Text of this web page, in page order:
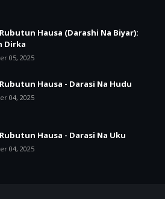
Hausa (Darashi Na Biyar):
Dirka
05, 2025
Hausa - Darasi Na Hudu
04, 2025
Hausa - Darasi Na Uku
04, 2025